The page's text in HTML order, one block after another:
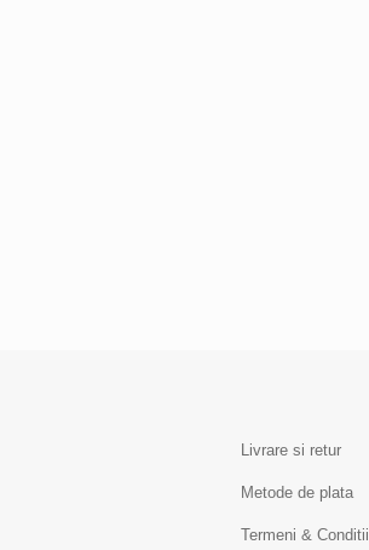
Livrare si retur
Metode de plata
Termeni & Conditii